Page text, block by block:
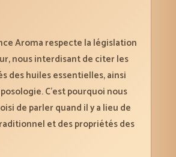
Aroma respecte la législation
nous interdisant de citer les
des huiles essentielles, ainsi
C’est pourquoi nous
de parler quand il y a lieu de
et des propriétés des